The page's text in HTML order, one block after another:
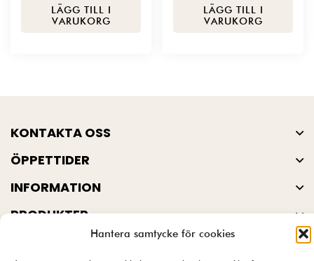
Hantera samtycke för cookies
LÄGG TILL I
VARUKORG
LÄGG TILL I
VARUKORG
KONTAKTA OSS
ÖPPETTIDER
INFORMATION
PRODUKTER